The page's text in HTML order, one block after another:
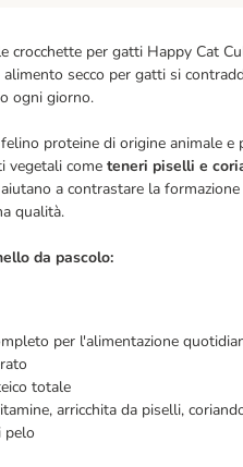
crocchette per gatti Happy Cat
secco per gatti si
ogni giorno.
proteine di origine animale e
vegetali come teneri piselli e
aiutano a contrastare la
qualità.
da pascolo:
per l'alimentazione
totale
arricchita da piselli,
pelo